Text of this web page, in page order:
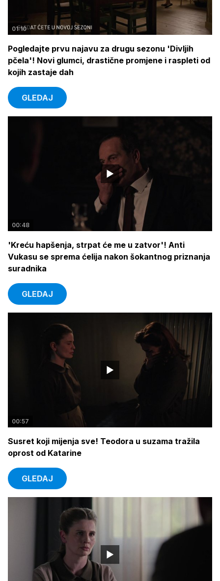
01:10
Pogledajte prvu najavu za drugu sezonu 'Divljih
pčela'! Novi glumci, drastične promjene i raspleti od
kojih zastaje dah
GLEDAJ
00:48
'Kreću hapšenja, strpat će me u zatvor'! Anti
Vukasu se sprema ćelija nakon šokantnog priznanja
suradnika
GLEDAJ
00:57
Susret koji mijenja sve! Teodora u suzama tražila
oprost od Katarine
GLEDAJ